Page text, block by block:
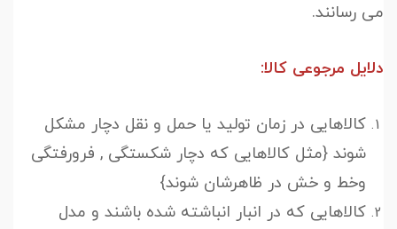
می رسانند.
دلایل مرجوعی کالا:
کالاهایی در زمان تولید یا حمل و نقل دچار مشکل
شوند {مثل کالاهایی که دچار شکستگی , فرورفتگی
وخط و خش در ظاهرشان شوند}
کالاهایی که در انبار انباشته شده باشند و مدل